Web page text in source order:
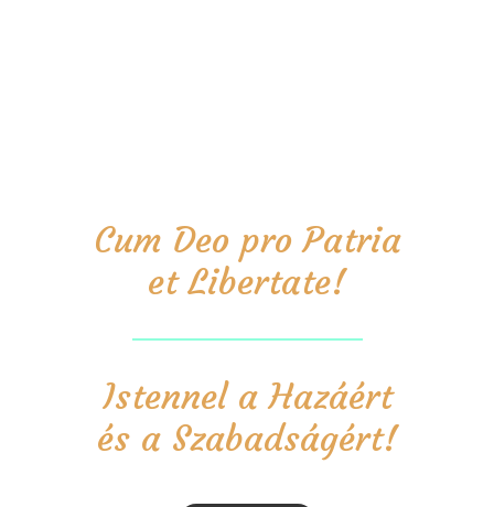
Cum Deo pro Patria
et Libertate!
Istennel a Hazáért
és a Szabadságért!